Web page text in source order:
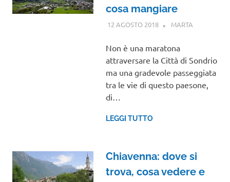
cosa mangiare
12 AGOSTO 2018 MARTA
Non è una maratona
attraversare la Città di Sondrio
ma una gradevole passeggiata
tra le vie di questo paesone,
di…
LEGGI TUTTO
Chiavenna: dove si
trova, cosa vedere e